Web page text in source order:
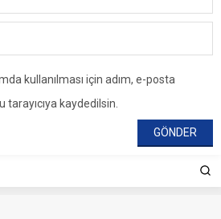
kullanılması için adım, e-posta
kaydedilsin.